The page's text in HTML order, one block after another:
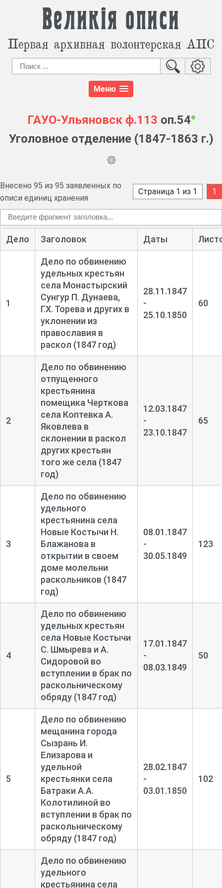
Великія описи
Первая архивная волонтерская АИС
Меню
ГАУО-Ульяновск ф.113 оп.54
Уголовное отделение (1847-1863 г.)
Внесено 95 из 95 заявленных по
описи единиц хранения
Страница 1 из 1 1
Дело Заголовок Даты
1
Дело по обвинению
удельных крестьян
села Монастырский
Сунгур П. Дунаева,
Г.Х. Торева и других в
уклонении из
православия в
раскол (1847 год)
28.11.1847
-
25.10.1850
60
2
Дело по обвинению
отпущенного
крестьянина
помещика Черткова
села Коптевка А.
Яковлева в
склонении в раскол
других крестьян
того же села (1847
год)
12.03.1847
-
23.10.1847
65
3
Дело по обвинению
удельного
крестьянина села
Новые Костычи Н.
Блажанова в
открытии в своем
доме молельни
раскольников (1847
год)
08.01.1847
-
30.05.1849
123
4
Дело по обвинению
удельных крестьян
села Новые Костычи
С. Шмырева и А.
Сидоровой во
вступлении в брак по
раскольническому
обряду (1847 год)
17.01.1847
-
08.03.1849
50
5
Дело по обвинению
мещанина города
Сызрань И.
Елизарова и
удельной
крестьянки села
Батраки А.А.
Колотилиной во
вступлении в брак по
раскольническому
обряду (1847 год)
28.02.1847
-
03.01.1850
102
Дело по обвинению
удельного
крестьянина села